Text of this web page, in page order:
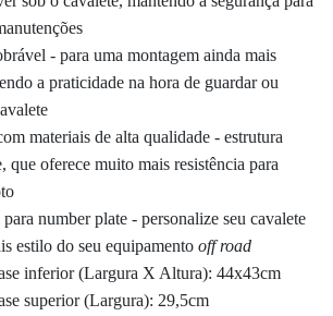
- para uma montagem ainda mais
a praticidade na hora de guardar ou
materiais de alta qualidade - estrutura
que oferece muito mais resistência para
para number plate - personalize seu cavalete
estilo do seu equipamento off road
inferior (Largura X Altura): 44x43cm
superior (Largura): 29,5cm